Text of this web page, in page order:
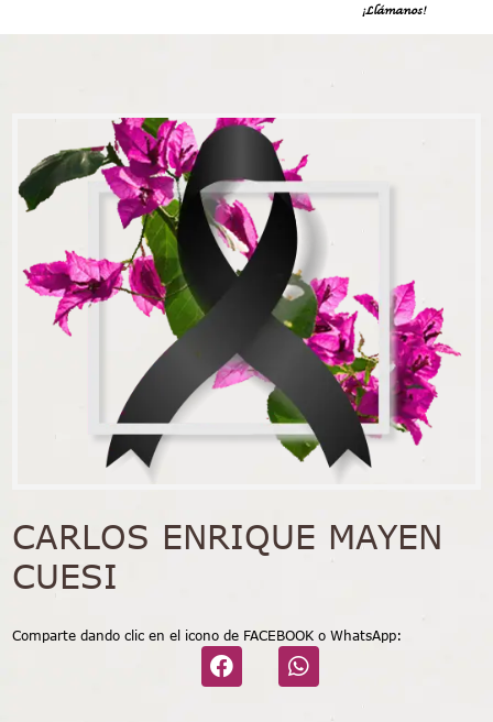
¡Llámanos!
CARLOS ENRIQUE MAYEN
CUESI
Comparte dando clic en el icono de FACEBOOK o WhatsApp: